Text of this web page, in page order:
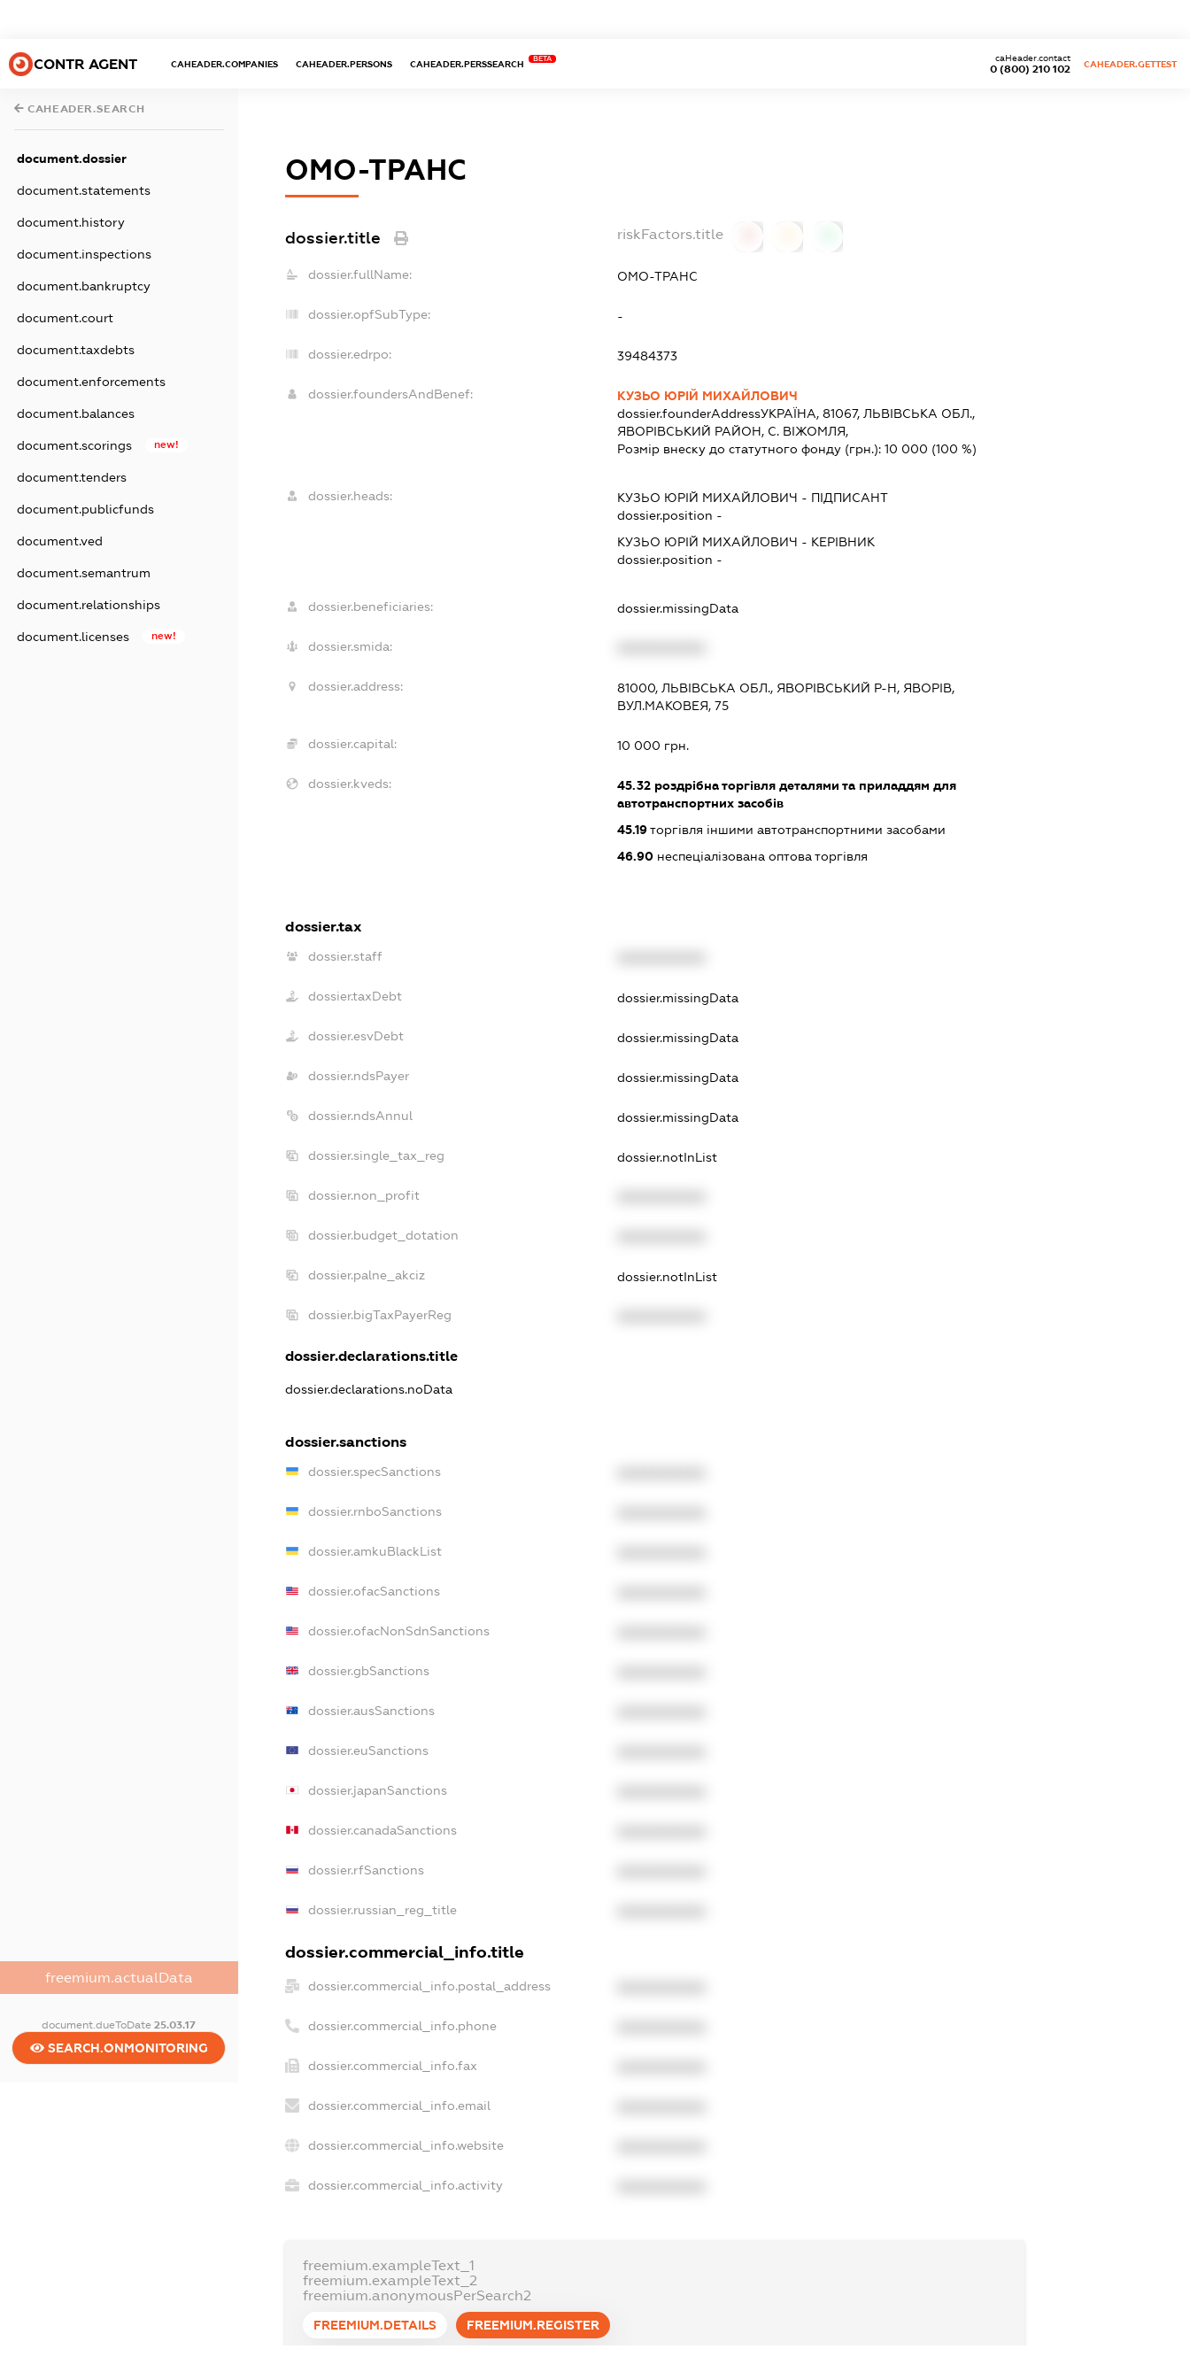
CONTR AGENT CAHEADER.COMPANIES CAHEADER.PERSONS CAHEADER.PERSSEARCH
BETA
0 (800) 210 102
caHeader.contact
CAHEADER.GETTEST
CAHEADER.SEARCH
document.dossier
document.statements
document.history
document.inspections
document.bankruptcy
document.court
document.taxdebts
document.enforcements
document.balances
document.scorings new!
document.tenders
document.publicfunds
document.ved
document.semantrum
document.relationships
document.licenses new!
freemium.actualData
document.dueToDate25.03.17
SEARCH.ONMONITORING
ОМО-ТРАНС
dossier.title riskFactors.title
dossier.fullName: ОМО-ТРАНС
dossier.opfSubType: -
dossier.edrpo: 39484373
dossier.foundersAndBenef:
КУЗЬО ЮРІЙ МИХАЙЛОВИЧ
dossier.founderAddressУКРАЇНА, 81067, ЛЬВIВСЬКА ОБЛ.,
ЯВОРIВСЬКИЙ РАЙОН, С. ВІЖОМЛЯ,
Розмір внеску до статутного фонду (грн.):10 000 (100 %)
dossier.heads: КУЗЬО ЮРІЙ МИХАЙЛОВИЧ - ПІДПИСАНТ
dossier.position -
КУЗЬО ЮРІЙ МИХАЙЛОВИЧ - КЕРІВНИК
dossier.position -
dossier.beneficiaries: dossier.missingData
dossier.smida:
dossier.address:
81000, ЛЬВІВСЬКА ОБЛ., ЯВОРІВСЬКИЙ Р-Н, ЯВОРІВ,
ВУЛ.МАКОВЕЯ, 75
dossier.capital: 10 000 грн.
dossier.kveds: 45.32 роздрібна торгівля деталями та приладдям для
автотранспортних засобів
45.19торгівля іншими автотранспортними засобами
46.90 неспеціалізована оптова торгівля
dossier.tax
dossier.staff
dossier.taxDebt dossier.missingData
dossier.esvDebt dossier.missingData
dossier.ndsPayer dossier.missingData
dossier.ndsAnnul dossier.missingData
dossier.single_tax_reg dossier.notInList
dossier.non_profit
dossier.budget_dotation
dossier.palne_akciz dossier.notInList
dossier.bigTaxPayerReg
dossier.declarations.title
dossier.declarations.noData
dossier.sanctions
dossier.specSanctions
dossier.rnboSanctions
dossier.amkuBlackList
dossier.ofacSanctions
dossier.ofacNonSdnSanctions
dossier.gbSanctions
dossier.ausSanctions
dossier.euSanctions
dossier.japanSanctions
dossier.canadaSanctions
dossier.rfSanctions
dossier.russian_reg_title
dossier.commercial_info.title
dossier.commercial_info.postal_address
dossier.commercial_info.phone
dossier.commercial_info.fax
dossier.commercial_info.email
dossier.commercial_info.website
dossier.commercial_info.activity
freemium.exampleText_1
freemium.exampleText_2
freemium.anonymousPerSearch2
FREEMIUM.DETAILS FREEMIUM.REGISTER